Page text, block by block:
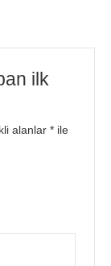
ilk
alanlar* ile